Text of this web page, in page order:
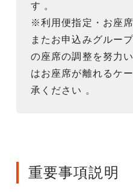
す 。
※利用便指定・お座
またお申込みグルー
の座席の調整を努力
はお座席が離れるケ
承ください 。
重要事項説明